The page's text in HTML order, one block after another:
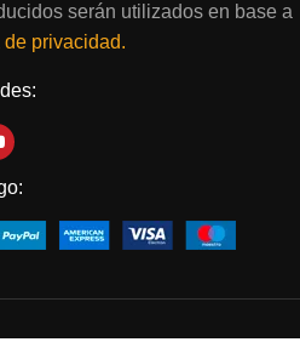
serán utilizados en base a
de privacidad.